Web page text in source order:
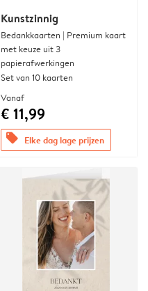
Kunstzinnig
Bedankkaarten | Premium kaart
met keuze uit 3
papierafwerkingen
Set van 10 kaarten
Vanaf
€ 11,99
offers Elke dag lage prijzen